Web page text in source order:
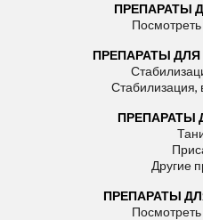
ПРЕПАРАТЫ
ПРЕПАРАТЫ
Стабилизация,
ПРЕПАРАТЫ
Другие
ПРЕПАРАТЫ